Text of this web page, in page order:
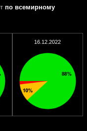
по всемирному
16.12.2022